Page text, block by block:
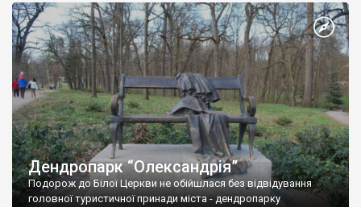
Дендропарк “Олександрія”
Подорож до Білої Церкви не обійшлася без відвідування
головної туристичної принади міста - дендропарку